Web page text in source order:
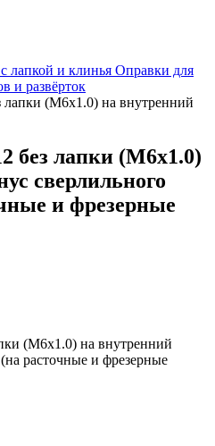
и клинья Оправки для
и развёрток
(М6х1.0) на внутренний
без лапки (М6х1.0)
сверлильного
и фрезерные